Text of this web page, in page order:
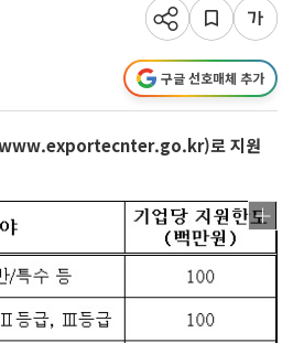
구글 선호매체 추가
(www.exportecnter.go.kr)로 지원